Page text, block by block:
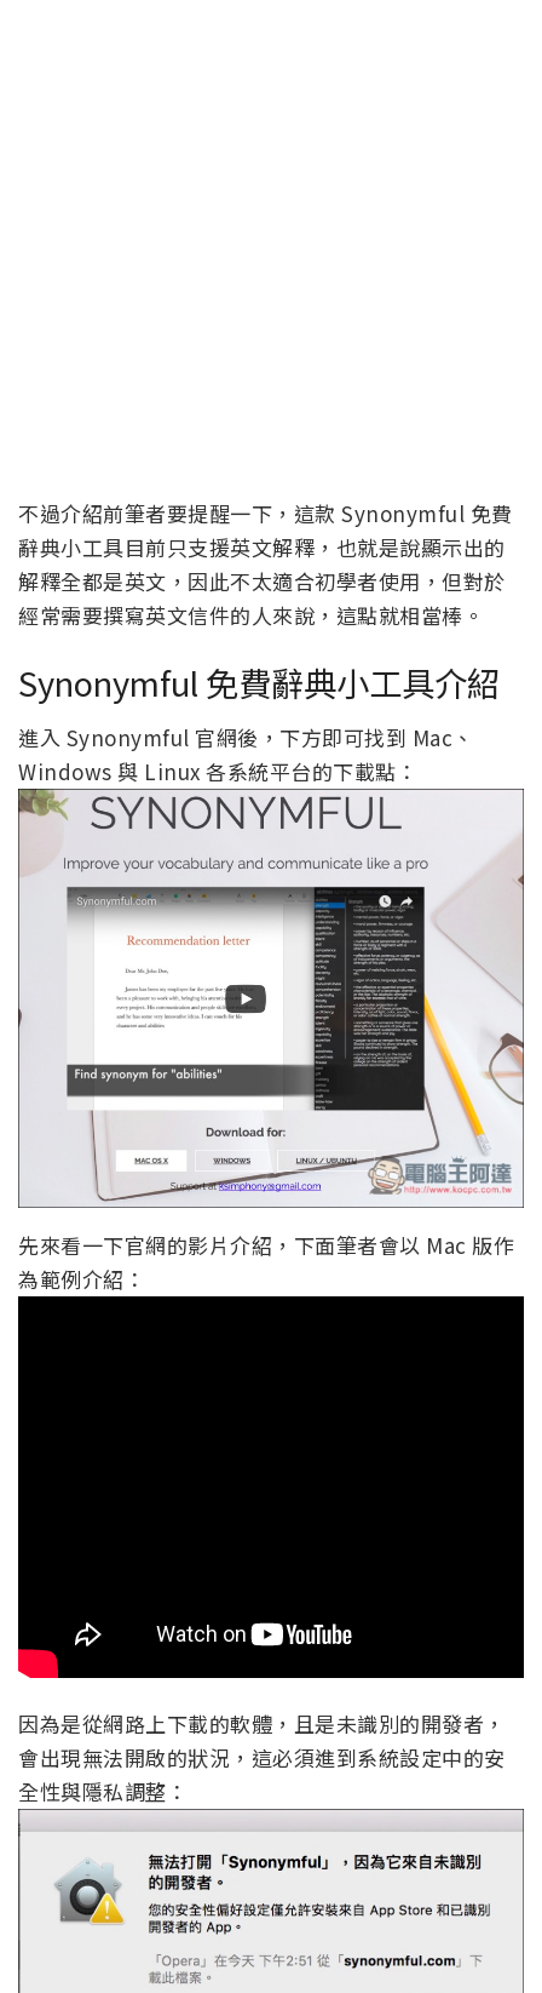
不過介紹前筆者要提醒一下，這款 Synonymful 免費
辭典小工具目前只支援英文解釋，也就是說顯示出的
解釋全都是英文，因此不太適合初學者使用，但對於
經常需要撰寫英文信件的人來說，這點就相當棒。
Synonymful 免費辭典小工具介紹
進入 Synonymful 官網後，下方即可找到 Mac、
Windows 與 Linux 各系統平台的下載點：
先來看一下官網的影片介紹，下面筆者會以 Mac 版作
為範例介紹：
因為是從網路上下載的軟體，且是未識別的開發者，
會出現無法開啟的狀況，這必須進到系統設定中的安
全性與隱私調整：